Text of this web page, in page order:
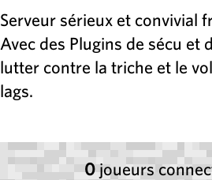
Serveur sérieux et convivial
Avec des Plugins de sécu et
lutter contre la triche et le
lags.
0 joueurs